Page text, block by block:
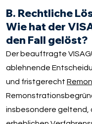
B. Rechtliche
Wie hat der
den Fall gelöst?
Der beauftragte
ablehnende
und fristgerecht
insbesondere geltend,